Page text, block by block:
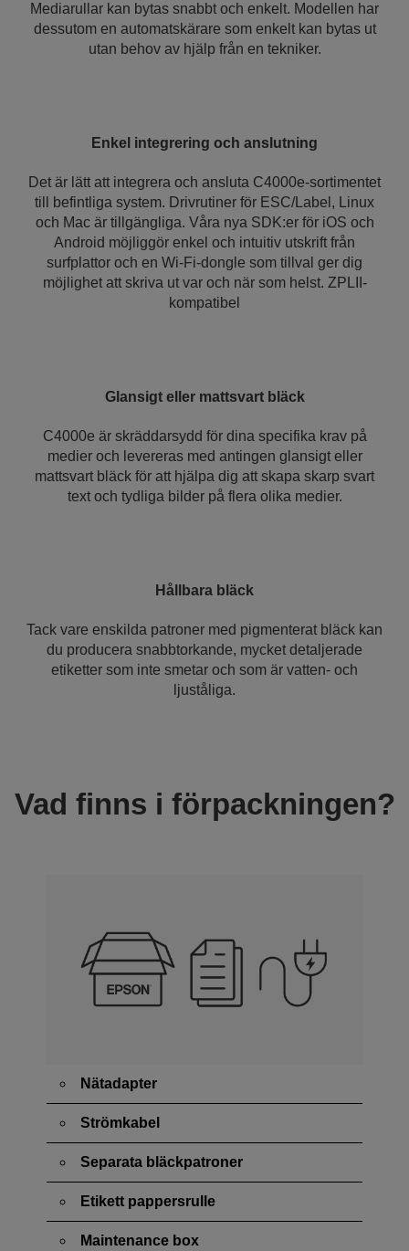
Mediarullar kan bytas snabbt och enkelt. Modellen har
dessutom en automatskärare som enkelt kan bytas ut
utan behov av hjälp från en tekniker.
Enkel integrering och anslutning
Det är lätt att integrera och ansluta C4000e-sortimentet
till befintliga system. Drivrutiner för ESC/Label, Linux
och Mac är tillgängliga. Våra nya SDK:er för iOS och
Android möjliggör enkel och intuitiv utskrift från
surfplattor och en Wi-Fi-dongle som tillval ger dig
möjlighet att skriva ut var och när som helst. ZPLII-
kompatibel
Glansigt eller mattsvart bläck
C4000e är skräddarsydd för dina specifika krav på
medier och levereras med antingen glansigt eller
mattsvart bläck för att hjälpa dig att skapa skarp svart
text och tydliga bilder på flera olika medier.
Hållbara bläck
Tack vare enskilda patroner med pigmenterat bläck kan
du producera snabbtorkande, mycket detaljerade
etiketter som inte smetar och som är vatten- och
ljuståliga.
Vad finns i förpackningen?
Nätadapter
Strömkabel
Separata bläckpatroner
Etikett pappersrulle
Maintenance box